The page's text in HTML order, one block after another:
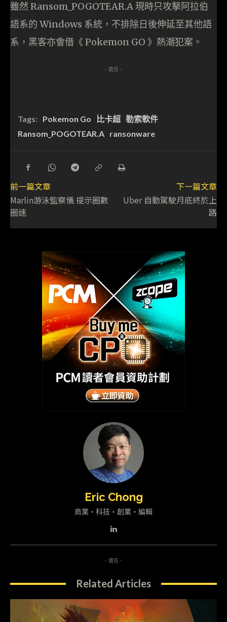
雖然 Ransom_POGOTEAR.A 現時只攻擊阿拉伯
語系的 Windows 系統，不排除日後伸延至其他語
系，黑客亦會借《 Pokemon GO 》熱潮犯案。
- 廣告 -
Tags: Pokemon Go 比卡超 勒索軟件
Ransom_POGOTEAR.A ransonware
前一篇文章
Marlin游泳監察儀 提示圈數
圈速
下一篇文章
Uber 自動駕駛月底終於上
路
Eric Chong
商業・科技・創業・編輯
- 廣告 -
Related Articles